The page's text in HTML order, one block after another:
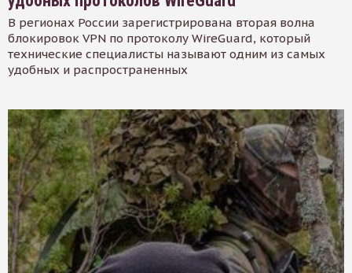
В регионах России зарегистрирована вторая волна
блокировок VPN по протоколу WireGuard, который
технические специалисты называют одним из самых
удобных и распространенных